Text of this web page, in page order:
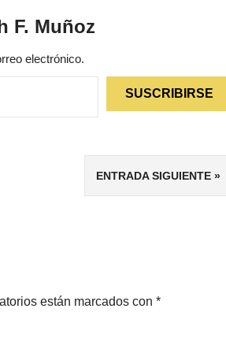
F. Muñoz
electrónico.
SUSCRIBIRSE
ENTRADA SIGUIENTE
están marcados con *